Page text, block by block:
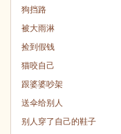
狗挡路
被大雨淋
捡到假钱
猫咬自己
跟婆婆吵架
送伞给别人
别人穿了自己的鞋子